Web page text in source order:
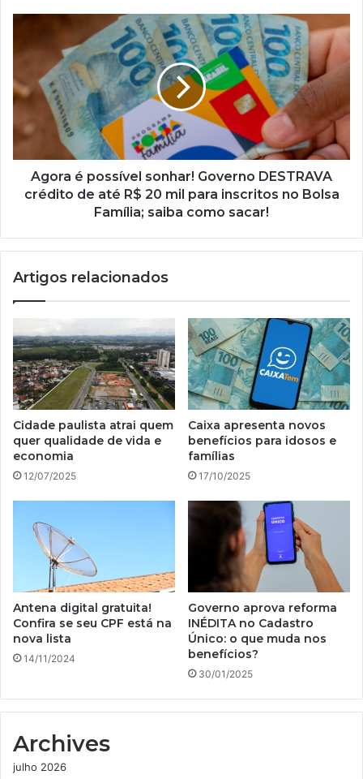
de
300
Agora
possível
sonhar!
Governo
DESTRAVA
crédito
de
até
inscritos
Bolsa
sacar!
Agora é possível sonhar! Governo DESTRAVA
crédito de até R$ 20 mil para inscritos no Bolsa
Família; saiba como sacar!
Artigos relacionados
Cidade paulista atrai quem
quer qualidade de vida e
economia
12/07/2025
Caixa apresenta novos
benefícios para idosos e
famílias
17/10/2025
Antena digital gratuita!
Confira se seu CPF está na
nova lista
14/11/2024
Governo aprova reforma
INÉDITA no Cadastro
Único: o que muda nos
benefícios?
30/01/2025
Archives
julho 2026